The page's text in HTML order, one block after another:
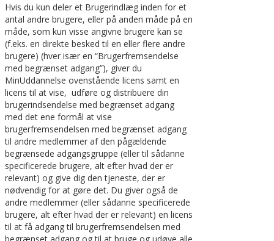
Hvis du kun deler et Brugerindlæg inden for et
antal andre brugere, eller på anden måde på en
måde, som kun visse angivne brugere kan se
(f.eks. en direkte besked til en eller flere andre
brugere) (hver især en “Brugerfremsendelse
med begrænset adgang”), giver du
MinUddannelse ovenstående licens samt en
licens til at vise, udføre og distribuere din
brugerindsendelse med begrænset adgang
med det ene formål at vise
brugerfremsendelsen med begrænset adgang
til andre medlemmer af den pågældende
begrænsede adgangsgruppe (eller til sådanne
specificerede brugere, alt efter hvad der er
relevant) og give dig den tjeneste, der er
nødvendig for at gøre det. Du giver også de
andre medlemmer (eller sådanne specificerede
brugere, alt efter hvad der er relevant) en licens
til at få adgang til brugerfremsendelsen med